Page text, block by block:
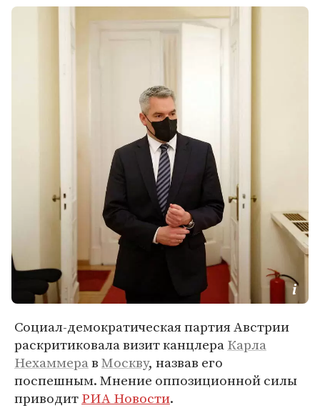
Социал-демократическая партия Австрии
раскритиковала визит канцлераКарла
НехаммеравМоскву, назвав его
поспешным. Мнение оппозиционной силы
приводитРИА Новости.